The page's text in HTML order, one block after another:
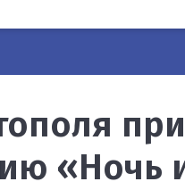
«Ночь